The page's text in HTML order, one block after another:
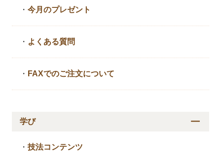
・今月のプレゼント
・ よくある質問
・ FAXでのご注文について
学び
・技法コンテンツ